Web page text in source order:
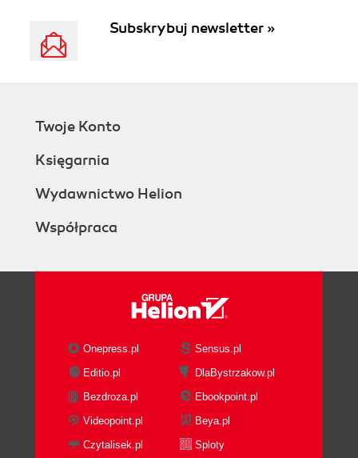
Subskrybuj newsletter »
Twoje Konto
Księgarnia
Wydawnictwo Helion
Współpraca
Onepress.pl
Sensus.pl
Editio.pl
DlaBystrzakow.pl
Bezdroza.pl
Ebookpoint.pl
Videopoint.pl
Beya.pl
Czytalisek.pl
Sploty